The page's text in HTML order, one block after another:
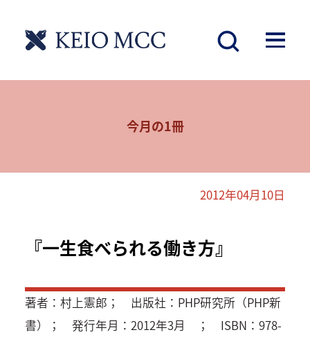
今月の1冊
2012年04月10日
『一生食べられる働き方』
著者：村上憲郎； 出版社：PHP研究所（PHP新
書）； 発行年月：2012年3月 ； ISBN：978-